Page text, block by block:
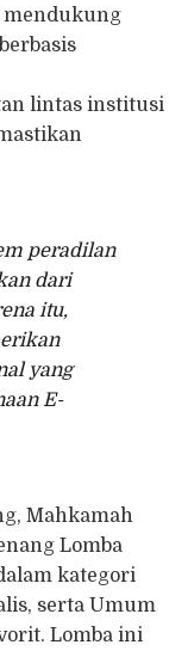
mendukung
lintas institusi
peradilan
dari
itu,
yang
E-
Mahkamah
Lomba
kategori
serta Umum
Lomba ini